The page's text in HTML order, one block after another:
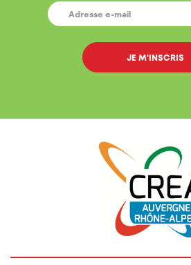
E-
MAIL *